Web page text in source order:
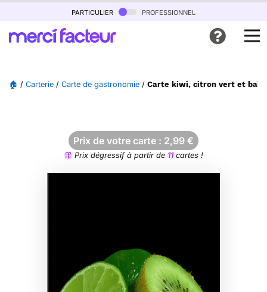
particulier professionnel
🏠 / Carterie / Carte de gastronomie / Carte kiwi, citron vert et
Prix de votre carte : 2,99 €
Prix dégressif à partir de 11cartes !